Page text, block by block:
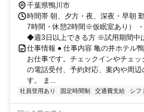
千葉県鴨川市
時間帯 朝、夕方・夜、深夜・早朝
7時間・休憩2時間※仮眠室あり）
◆週3日以上できる方 ※試用期間中
仕事情報 ● 仕事内容 亀の井ホテル
お仕事です。チェックインやチェ
の電話受付、予約対応、案内や周
す。 ま...
社員登用あり 固定時間制 交通費支給 シフ